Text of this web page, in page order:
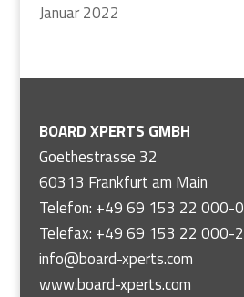
Januar 2022
BOARD XPERTS GMBH
Goethestrasse 32
60313 Frankfurt am Main
Telefon: +49 69 153 22 000-0
Telefax: +49 69 153 22 000-2
info@board-xperts.com
www.board-xperts.com